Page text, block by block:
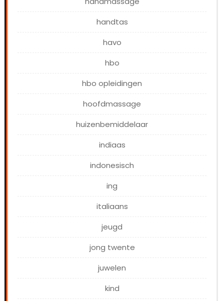
handtas
havo
hbo
hbo opleidingen
hoofdmassage
huizenbemiddelaar
indiaas
indonesisch
ing
italiaans
jeugd
jong twente
juwelen
kind